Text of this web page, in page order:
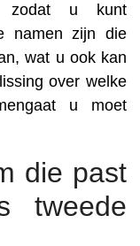
zodat u kunt
namen zijn die
wat u ook kan
over welke
u moet
die past
tweede